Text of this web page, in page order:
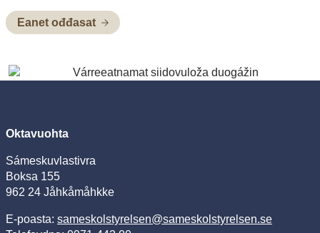
Eanet ođđasat
Oktavuohta
Sámeskuvlastivra
Boksa 155
962 24 Jåhkåmåhkke
E-poasta: sameskolstyrelsen@sameskolstyrelsen.se